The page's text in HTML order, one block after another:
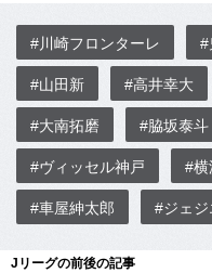
#川崎フロンターレ #
#山田新 #高井幸大
#大南拓磨 #脇坂泰斗
#ヴィッセル神戸 #横
#車屋紳太郎 #ジェジ
Jリーグの前後の記事